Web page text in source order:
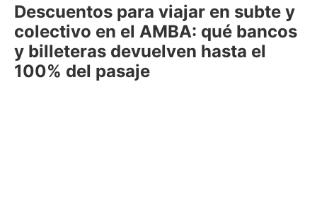
Descuentos para viajar en subte y
colectivo en el AMBA: qué bancos
y billeteras devuelven hasta el
100% del pasaje